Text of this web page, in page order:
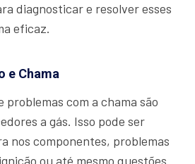
diagnosticar e resolver esses
eficaz.
e Chama
problemas com a chama são
a gás. Isso pode ser
nos componentes, problemas
ou até mesmo questões